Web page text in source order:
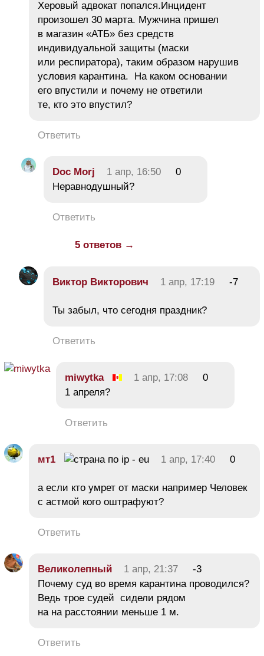
Херовый адвокат попался.Инцидент
произошел 30 марта. Мужчина пришел
в магазин «АТБ» без средств
индивидуальной защиты (маски
или респиратора), таким образом нарушив
условия карантина. На каком основании
его впустили и почему не ответили
те, кто это впустил?
Ответить
Doc Morj 1 апр, 16:50
0
Неравнодушный?
Ответить
5 ответов →
Виктор Викторович 1 апр, 17:19 -7
Ты забыл, что сегодня праздник?
Ответить
miwytka 1 апр, 17:08
0
1 апреля?
Ответить
мт1 1 апр, 17:40 0
а если кто умрет от маски например Человек
с астмой кого оштрафуют?
Ответить
Великолепный 1 апр, 21:37
-3
Почему суд во время карантина проводился?
Ведь трое судей сидели рядом
на на расстоянии меньше 1 м.
Ответить